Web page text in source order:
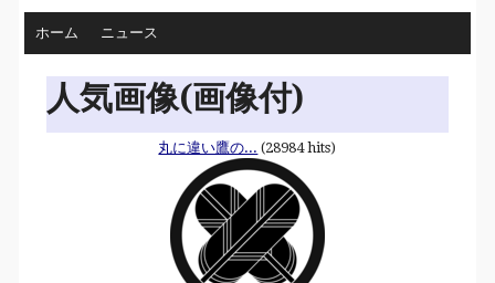
ホーム ニュース
人気画像(画像付)
丸に違い鷹の... (28984 hits)